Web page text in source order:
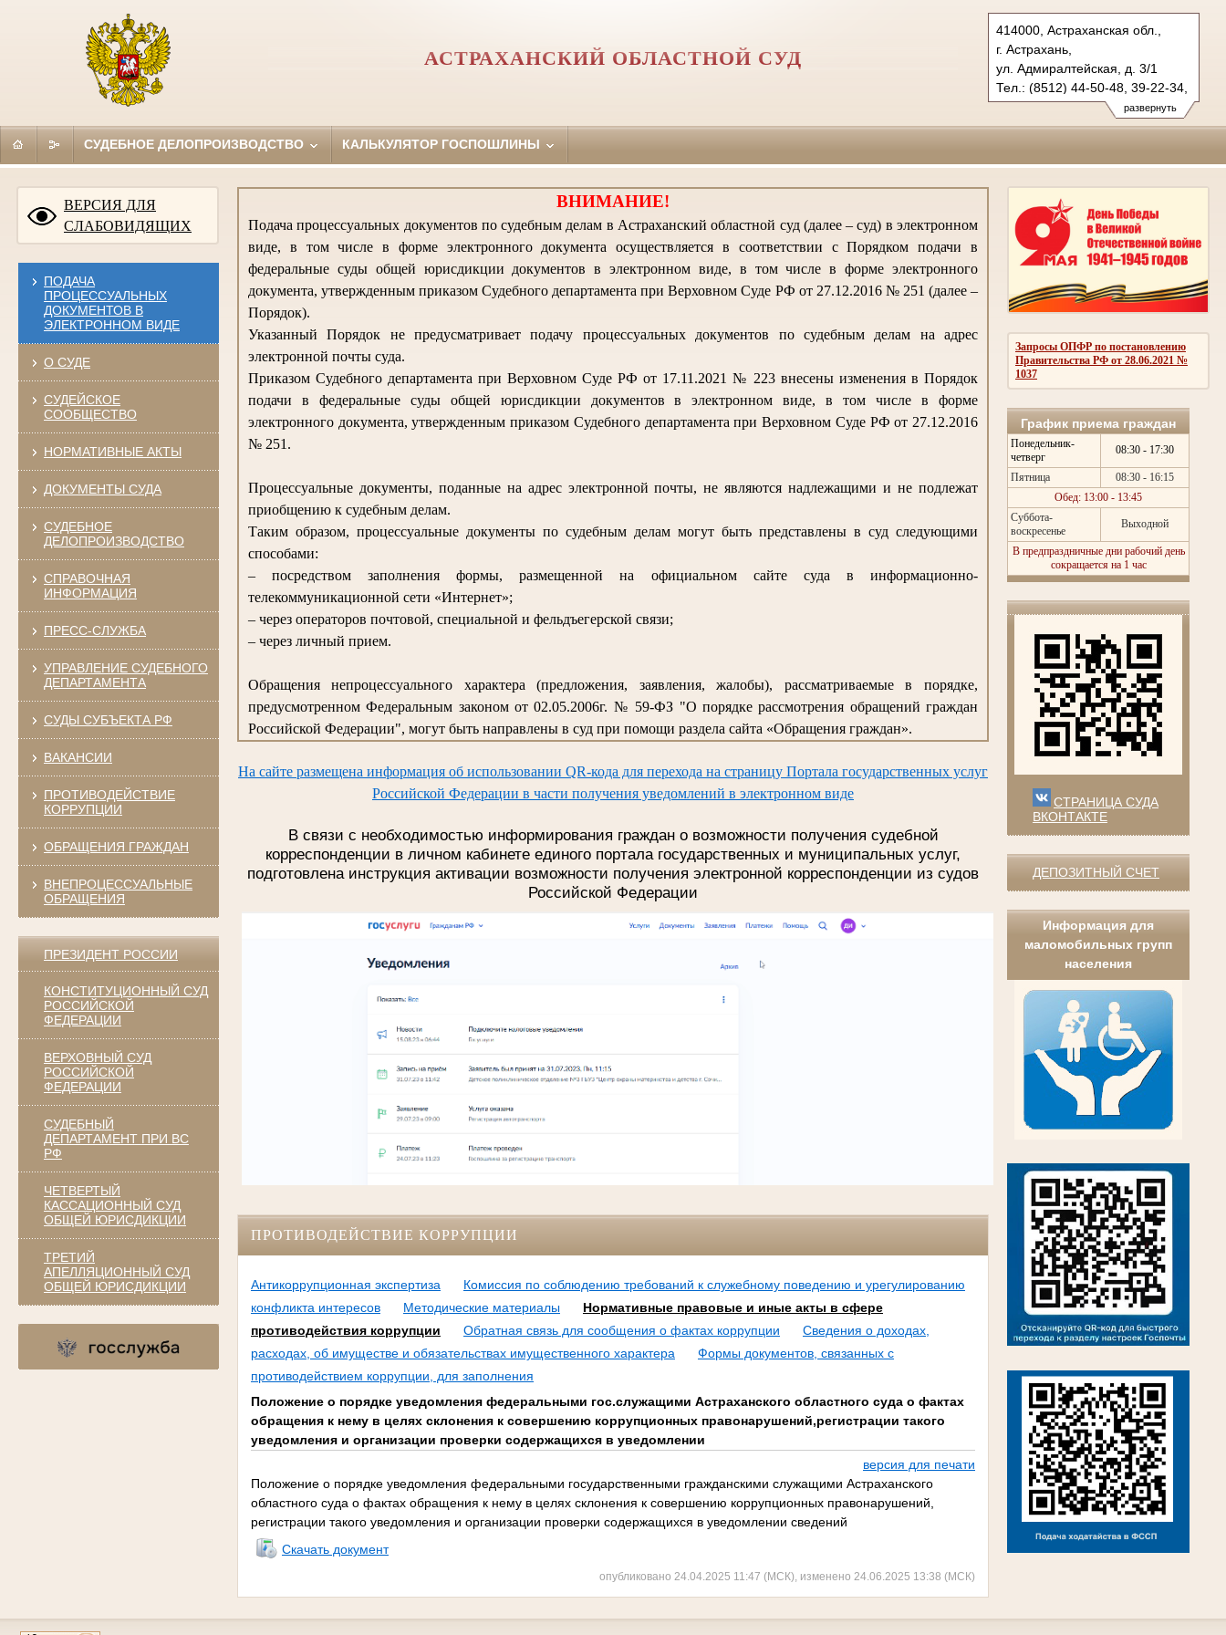
развернуть
414000, Астраханская обл.,
г. Астрахань,
ул. Адмиралтейская, д. 3/1
Тел.: (8512) 44-50-48, 39-22-34,
39-53-07
oblsud.ast@sudrf.ru
АСТРАХАНСКИЙ ОБЛАСТНОЙ СУД
СУДЕБНОЕ ДЕЛОПРОИЗВОДСТВО КАЛЬКУЛЯТОР ГОСПОШЛИНЫ
ВЕРСИЯ ДЛЯ
СЛАБОВИДЯЩИХ
ПОДАЧА
ПРОЦЕССУАЛЬНЫХ
ДОКУМЕНТОВ В
ЭЛЕКТРОННОМ ВИДЕ
О СУДЕ
СУДЕЙСКОЕ
СООБЩЕСТВО
НОРМАТИВНЫЕ АКТЫ
ДОКУМЕНТЫ СУДА
СУДЕБНОЕ
ДЕЛОПРОИЗВОДСТВО
СПРАВОЧНАЯ
ИНФОРМАЦИЯ
ПРЕСС-СЛУЖБА
УПРАВЛЕНИЕ СУДЕБНОГО
ДЕПАРТАМЕНТА
СУДЫ СУБЪЕКТА РФ
ВАКАНСИИ
ПРОТИВОДЕЙСТВИЕ
КОРРУПЦИИ
ОБРАЩЕНИЯ ГРАЖДАН
ВНЕПРОЦЕССУАЛЬНЫЕ
ОБРАЩЕНИЯ
ПРЕЗИДЕНТ РОССИИ
КОНСТИТУЦИОННЫЙ СУД
РОССИЙСКОЙ
ФЕДЕРАЦИИ
ВЕРХОВНЫЙ СУД
РОССИЙСКОЙ
ФЕДЕРАЦИИ
СУДЕБНЫЙ
ДЕПАРТАМЕНТ ПРИ ВС
РФ
ЧЕТВЕРТЫЙ
КАССАЦИОННЫЙ СУД
ОБЩЕЙ ЮРИСДИКЦИИ
ТРЕТИЙ
АПЕЛЛЯЦИОННЫЙ СУД
ОБЩЕЙ ЮРИСДИКЦИИ
Запросы ОПФР по постановлению
Правительства РФ от 28.06.2021 №
1037
График приема граждан
Понедельник-
четверг
08:30 - 17:30
Пятница
08:30 - 16:15
Обед: 13:00 - 13:45
Суббота-
воскресенье
Выходной
В предпраздничные дни рабочий день
сокращается на 1 час
СТРАНИЦА СУДА
ВКОНТАКТЕ
ДЕПОЗИТНЫЙ СЧЕТ
Информация для
маломобильных групп
населения
ВНИМАНИЕ!
Подача процессуальных документов по судебным делам в Астраханский областной суд (далее – суд) в электронном
виде, в том числе в форме электронного документа осуществляется в соответствии с Порядком подачи в
федеральные суды общей юрисдикции документов в электронном виде, в том числе в форме электронного
документа, утвержденным приказом Судебного департамента при Верховном Суде РФ от 27.12.2016 № 251 (далее –
Порядок).
Указанный Порядок не предусматривает подачу процессуальных документов по судебным делам на адрес
электронной почты суда.
Приказом Судебного департамента при Верховном Суде РФ от 17.11.2021 № 223 внесены изменения в Порядок
подачи в федеральные суды общей юрисдикции документов в электронном виде, в том числе в форме
электронного документа, утвержденным приказом Судебного департамента при Верховном Суде РФ от 27.12.2016
№ 251.
Процессуальные документы, поданные на адрес электронной почты, не являются надлежащими и не подлежат
приобщению к судебным делам.
Таким образом, процессуальные документы по судебным делам могут быть представлены в суд следующими
способами:
– посредством заполнения формы, размещенной на официальном сайте суда в информационно-
телекоммуникационной сети «Интернет»;
– через операторов почтовой, специальной и фельдъегерской связи;
– через личный прием.
Обращения непроцессуального характера (предложения, заявления, жалобы), рассматриваемые в порядке,
предусмотренном Федеральным законом от 02.05.2006г. № 59-ФЗ "О порядке рассмотрения обращений граждан
Российской Федерации", могут быть направлены в суд при помощи раздела сайта «Обращения граждан».
На сайте размещена информация об использовании QR-кода для перехода на страницу Портала государственных услуг
Российской Федерации в части получения уведомлений в электронном виде
В связи с необходимостью информирования граждан о возможности получения судебной
корреспонденции в личном кабинете единого портала государственных и муниципальных услуг,
подготовлена инструкция активации возможности получения электронной корреспонденции из судов
Российской Федерации
ПРОТИВОДЕЙСТВИЕ КОРРУПЦИИ
Антикоррупционная экспертиза
Комиссия по соблюдению требований к служебному поведению и урегулированию
конфликта интересов
Методические материалы
Нормативные правовые и иные акты в сфере
противодействия коррупции
Обратная связь для сообщения о фактах коррупции
Сведения о доходах,
расходах, об имуществе и обязательствах имущественного характера
Формы документов, связанных с
противодействием коррупции, для заполнения
Положение о порядке уведомления федеральными гос.служащими Астраханского областного суда о фактах
обращения к нему в целях склонения к совершению коррупционных правонарушений,регистрации такого
уведомления и организации проверки содержащихся в уведомлении
версия для печати
Положение о порядке уведомления федеральными государственными гражданскими служащими Астраханского
областного суда о фактах обращения к нему в целях склонения к совершению коррупционных правонарушений,
регистрации такого уведомления и организации проверки содержащихся в уведомлении сведений
Скачать документ
опубликовано 24.04.2025 11:47 (МСК), изменено 24.06.2025 13:38 (МСК)